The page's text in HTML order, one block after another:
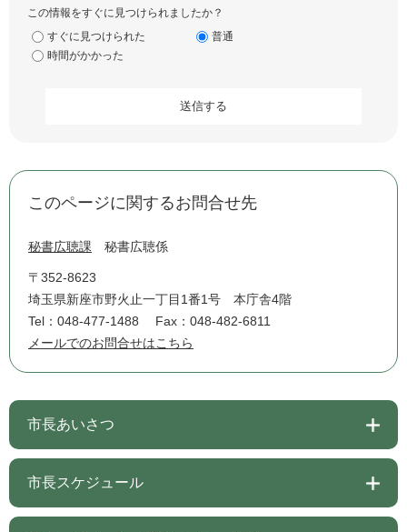
この情報をすぐに見つけられましたか？
すぐに見つけられた
普通
時間がかかった
このページに関するお問合せ先
秘書広聴課 秘書広聴係
〒352-8623
埼玉県新座市野火止一丁目1番1号 本庁舎4階
Tel：048-477-1488
Fax：048-482-6811
メールでのお問合せはこちら
市長あいさつ
市長スケジュール